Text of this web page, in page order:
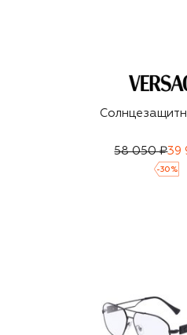
58 050 ₽39
-30 %